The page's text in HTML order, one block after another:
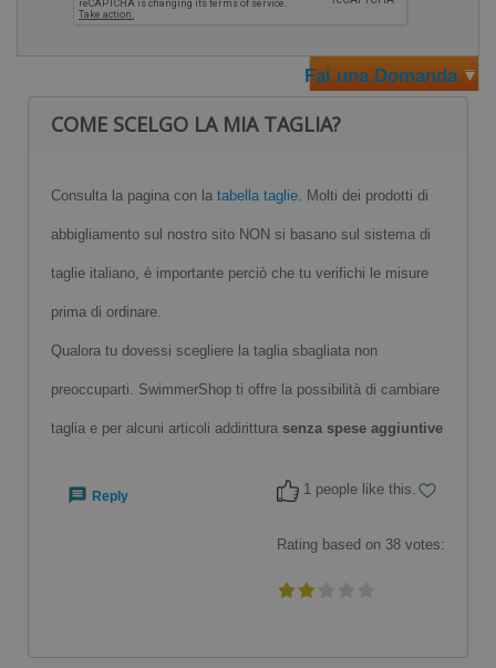
Fai una Domanda
COME SCELGO LA MIA TAGLIA?
Consulta la pagina con la tabella taglie. Molti dei prodotti di
abbigliamento sul nostro sito NON si basano sul sistema di
taglie italiano, è importante perciò che tu verifichi le misure
prima di ordinare.
Qualora tu dovessi scegliere la taglia sbagliata non
preoccuparti. SwimmerShop ti offre la possibilità di cambiare
taglia e per alcuni articoli addirittura senza spese aggiuntive
1 people like this.
Rating based on 38 votes:
Reply